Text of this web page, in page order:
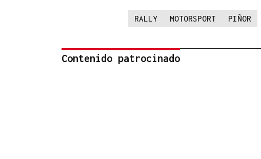
RALLY MOTORSPORT PIÑOR
Contenido patrocinado